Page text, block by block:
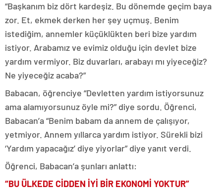
“Başkanım biz dört kardeşiz. Bu dönemde geçim baya
zor. Et, ekmek derken her şey uçmuş. Benim
istediğim, annemler küçüklükten beri bize yardım
istiyor. Arabamız ve evimiz olduğu için devlet bize
yardım vermiyor. Biz duvarları, arabayı mı yiyeceğiz?
Ne yiyeceğiz acaba?”
Babacan, öğrenciye “Devletten yardım istiyorsunuz
ama alamıyorsunuz öyle mi?” diye sordu. Öğrenci,
Babacan’a “Benim babam da annem de çalışıyor,
yetmiyor. Annem yıllarca yardım istiyor. Sürekli bizi
‘Yardım yapacağız’ diye yiyorlar” diye yanıt verdi.
Öğrenci, Babacan’a şunları anlattı:
“BU ÜLKEDE CİDDEN İYİ BİR EKONOMİ YOKTUR”